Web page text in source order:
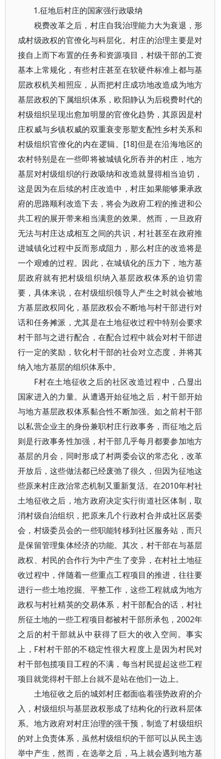
1.征地后村庄的国家强行政吸纳
税费改革之后，村庄自我治理能力大为衰退，形
成村级政权的官僚化与科层化。村庄的治理主要是对
接自上而下布置的任务和资源项目，村级干部的工资
基本上常规化，有些村庄甚至在软硬件标准上都与基
层政权机关相照应，从而把村庄成功地改造成为地方
基层政权的下属组织体系，欧阳静认为后税费时代的
村级组织呈现出愈加明显的官僚化趋势，其原因是村
庄权威与乡镇权威的双重衰变形塑支配性乡村关系和
村级组织官僚化的内在逻辑。[18]但是在沿海地区的
农村特别是在一些即将被城镇化所吞并的村庄，地方
基层对村级组织的行政吸纳和改造就显得相当迫切，
这是因为在后续的村庄改造中，村庄如果能够秉承政
府的思路顺利改造下去，将会为政府工程的推进和公
共工程的展开带来相当满意的效果。然而，一旦政府
无法与村庄达成相互之间的共识，村社甚至在政府推
进城镇化过程中反而形成阻力，那么村庄的改造将是
一个艰难的过程。因此，在城镇化的压力下，地方基
层政府就有把村级组织纳入基层政权体系的迫切需
要，具体来说，在村级组织领导人产生之时就会被地
方基层政权同化，基层政权会不断地与村干部进行对
话和任务摊派，尤其是在土地征收过程中特别会要求
村干部与之进行配合，在配合过程中就会对村干部进
行一定的奖励，软化村干部的社会对立态度，并将其
纳入地方基层的组织体系中。
F村在土地征收之后的社区改造过程中，凸显出
国家进入的力量。从遭遇开始征地之后，村干部开始
与地方基层政权体系黏合性不断加强。如之前村干部
以私营企业主的身份兼职村庄行政事务，而征地之后
则是行政事务性加强，村干部几乎每月都要参加地方
基层的月会，同时形成了村两委会议的常态化，改革
开放后，这些做法都已经废弛了很久，但因为征地这
些原来村庄政治常态机制又重新复活。在2010年村社
土地征收之后，地方政府决定实行街道社区体制，取
消村级自治组织，把原来几个行政村合并成社区居委
会，村级委员会的一些职能转移到社区服务站，而只
是保留管理集体经济的功能。其次，村干部在与基层
政权、村民的合作行为中产生了变异，在村社土地征
收过程中，伴随着一些重点工程项目的推进，往往要
进行一些土地挖掘、平整工作，这些工程就成为地方
政权与村社精英的交易体系，村干部配合的话，村社
所征土地的一些工程项目都被村干部所承包，2002年
之后的村干部就从中获得了巨大的收入空间。事实
上，F村村干部的不稳定性很大程度上是因为村民对
村干部包揽项目工程的不满，每当村民提起这些工程
项目就觉得村干部上台就不是站在他们一边上。
土地征收之后的城郊村庄都面临着强势政府的介
入，村级组织与基层政权形成了结构化的行政科层体
系。地方政府对村庄治理的强干预，制造了村级组织
的对上负责体系，虽然村级组织的干部可以从民主选
举中产生，然而，在选举之后，马上就会遇到地方基